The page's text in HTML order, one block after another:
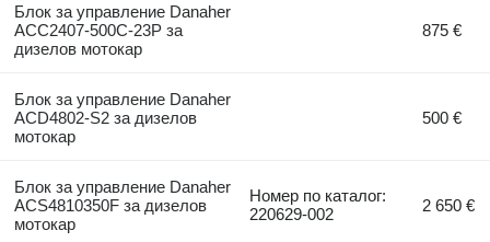
Блок за управление Danaher
ACC2407-500C-23P за
дизелов мотокар
875 €
Блок за управление Danaher
ACD4802-S2 за дизелов
мотокар
500 €
Блок за управление Danaher
ACS4810350F за дизелов
мотокар
Номер по каталог:
220629-002
2 650 €